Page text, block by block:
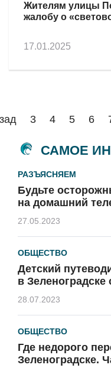
Жителям улицы
жалобу о
17.01.2025
3 4 5 6
САМОЕ
РАЗЪЯСНЯЕМ
Будьте
на домашний
27.05.2023
ОБЩЕСТВО
Детский
в Зеленоградске
28.07.2023
ОБЩЕСТВО
Где недорого
Зеленоградске.